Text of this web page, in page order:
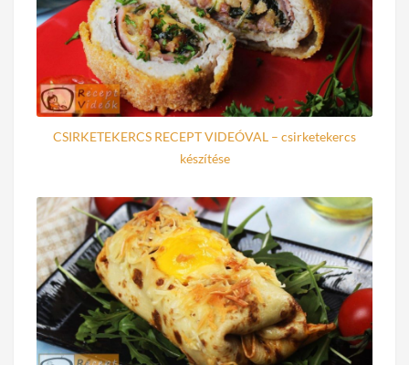
CSIRKETEKERCS RECEPT VIDEÓVAL – csirketekercs
készítése